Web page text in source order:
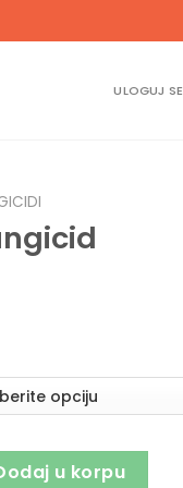
ULOGUJ SE
u korpu